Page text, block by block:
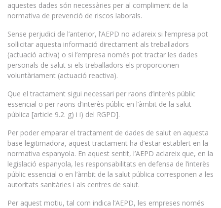
aquestes dades són necessàries per al compliment de la
normativa de prevenció de riscos laborals.
Sense perjudici de l’anterior, l’AEPD no aclareix si l’empresa pot
sol·licitar aquesta informació directament als treballadors
(actuació activa) o si l’empresa només pot tractar les dades
personals de salut si els treballadors els proporcionen
voluntàriament (actuació reactiva).
Que el tractament sigui necessari per raons d’interès públic
essencial o per raons d’interès públic en l’àmbit de la salut
pública [article 9.2. g) i i) del RGPD].
Per poder emparar el tractament de dades de salut en aquesta
base legitimadora, aquest tractament ha d’estar establert en la
normativa espanyola. En aquest sentit, l’AEPD aclareix que, en la
legislació espanyola, les responsabilitats en defensa de l’interès
públic essencial o en l’àmbit de la salut pública corresponen a les
autoritats sanitàries i als centres de salut.
Per aquest motiu, tal com indica l’AEPD, les empreses només